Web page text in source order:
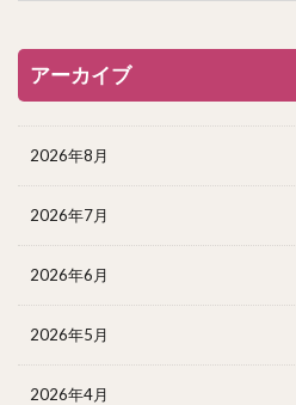
アーカイブ
2026年8月
2026年7月
2026年6月
2026年5月
2026年4月